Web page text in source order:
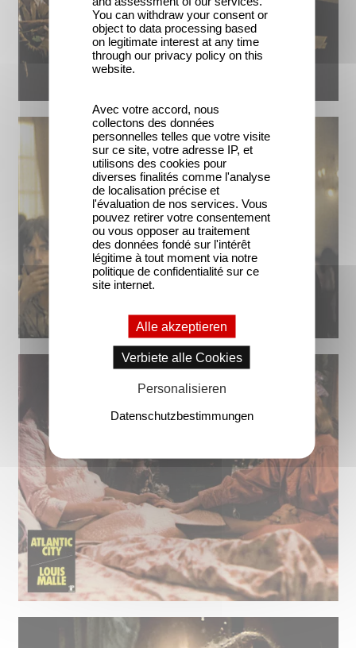
You can withdraw your consent or
object to data processing based
on legitimate interest at any time
through our privacy policy on this
website.
Avec votre accord, nous
collectons des données
personnelles telles que votre visite
sur ce site, votre adresse IP, et
utilisons des cookies pour
diverses finalités comme l'analyse
de localisation précise et
l'évaluation de nos services. Vous
pouvez retirer votre consentement
ou vous opposer au traitement
des données fondé sur l'intérêt
légitime à tout moment via notre
politique de confidentialité sur ce
site internet.
Alle akzeptieren
Verbiete alle Cookies
Personalisieren
Datenschutzbestimmungen